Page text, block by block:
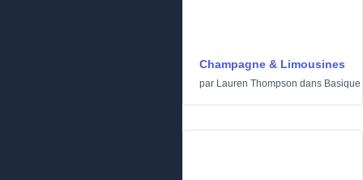
Champagne & Limousines
par Lauren Thompson dans Basique